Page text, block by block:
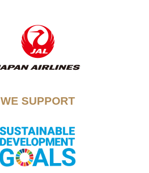
WE SUPPORT